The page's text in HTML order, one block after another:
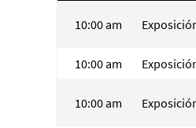
10:00 am
10:00 am
10:00 am